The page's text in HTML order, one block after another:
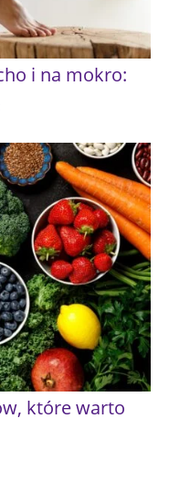
i na mokro:
które warto